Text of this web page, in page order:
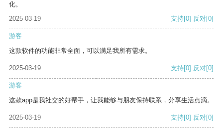
化。
2025-03-19
支持[0] 反对[0]
游客
这款软件的功能非常全面，可以满足我所有需求。
2025-03-19 支持[0] 反对[0]
游客
这款app是我社交的好帮手，让我能够与朋友保持联系，分享生活点滴。
2025-03-19 支持[0] 反对[0]